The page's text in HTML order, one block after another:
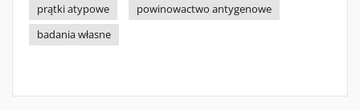
prątki atypowe
powinowactwo antygenowe
badania własne